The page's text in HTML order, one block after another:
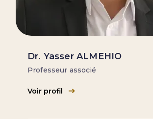
Dr. Yasser ALMEHIO
Professeur associé
Voir profil